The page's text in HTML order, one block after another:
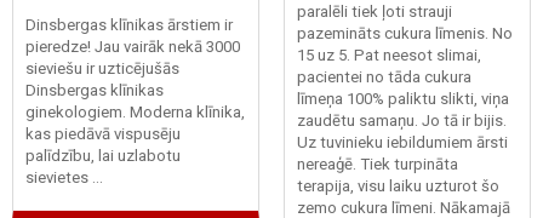
Dinsbergas klīnikas ārstiem ir
pieredze! Jau vairāk nekā 3000
sieviešu ir uzticējušās
Dinsbergas klīnikas
ginekologiem. Moderna klīnika,
kas piedāvā vispusēju
palīdzību, lai uzlabotu
sievietes ...
paralēli tiek ļoti strauji
pazemināts cukura līmenis. No
15 uz 5. Pat neesot slimai,
pacientei no tāda cukura
līmeņa 100% paliktu slikti, viņa
zaudētu samaņu. Jo tā ir bijis.
Uz tuvinieku iebildumiem ārsti
nereaģē. Tiek turpināta
terapija, visu laiku uzturot šo
zemo cukura līmeni. Nākamajā